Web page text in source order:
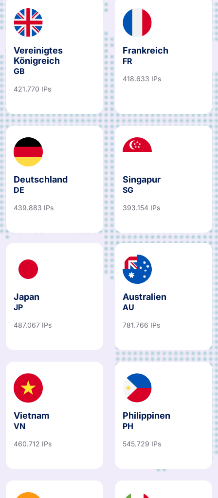
Vereinigtes
Königreich
GB
421.770 IPs
Frankreich
FR
418.633 IPs
Deutschland
DE
439.883 IPs
Singapur
SG
393.154 IPs
Japan
JP
487.067 IPs
Australien
AU
781.766 IPs
Vietnam
VN
460.712 IPs
Philippinen
PH
545.729 IPs